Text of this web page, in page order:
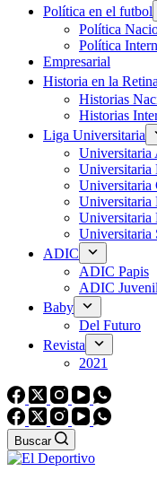
Política en el futbol
Política
Política
Empresarial
Historia en la Retina
Historias
Historias
Liga Universitaria
Universitaria
Universitaria
Universitaria
Universitaria
Universitaria
Universitaria
ADIC
ADIC Papis
ADIC
Baby
Del Futuro
Revista
2021
Buscar